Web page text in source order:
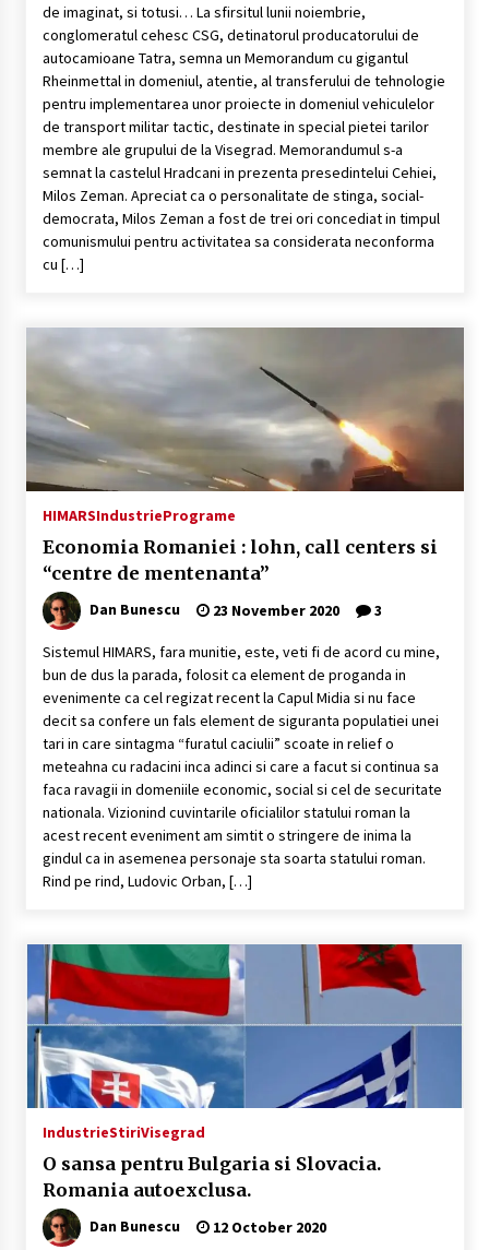
de imaginat, si totusi… La sfirsitul lunii noiembrie,
conglomeratul cehesc CSG, detinatorul producatorului de
autocamioane Tatra, semna un Memorandum cu gigantul
Rheinmettal in domeniul, atentie, al transferului de tehnologie
pentru implementarea unor proiecte in domeniul vehiculelor
de transport militar tactic, destinate in special pietei tarilor
membre ale grupului de la Visegrad. Memorandumul s-a
semnat la castelul Hradcani in prezenta presedintelui Cehiei,
Milos Zeman. Apreciat ca o personalitate de stinga, social-
democrata, Milos Zeman a fost de trei ori concediat in timpul
comunismului pentru activitatea sa considerata neconforma
cu […]
HIMARSIndustriePrograme
Economia Romaniei : lohn, call centers si
“centre de mentenanta”
Dan Bunescu 23 November 2020 3
Sistemul HIMARS, fara munitie, este, veti fi de acord cu mine,
bun de dus la parada, folosit ca element de proganda in
evenimente ca cel regizat recent la Capul Midia si nu face
decit sa confere un fals element de siguranta populatiei unei
tari in care sintagma “furatul caciulii” scoate in relief o
meteahna cu radacini inca adinci si care a facut si continua sa
faca ravagii in domeniile economic, social si cel de securitate
nationala. Vizionind cuvintarile oficialilor statului roman la
acest recent eveniment am simtit o stringere de inima la
gindul ca in asemenea personaje sta soarta statului roman.
Rind pe rind, Ludovic Orban, […]
IndustrieStiriVisegrad
O sansa pentru Bulgaria si Slovacia.
Romania autoexclusa.
Dan Bunescu 12 October 2020